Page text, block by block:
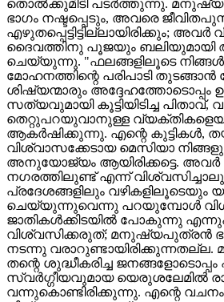
തൊല്‍ക്കുമിടി പടർത്തുന്നു.
ഭാഗം നഷ്ടപ്പെടും, അവരെ
എഴുതപ്പെട്ടിട്ടില്ലായിരിക്കും;
ദൈവത്തിനു പൂജയും ബലിയുമായി
ചെയ്യുന്നു. "ഫലങ്ങളിലൂടെ
മോഹനത്തിന്റെ പരിപാടി
ശിഷ്യന്മാരും അദ്ദേഹത്തോടൊപ്പം
സത്യവുമായി കൂട്ടിയിടിച്ച പിതാവ്,
തെറ്റുപറയുവാനുള്ള
ആകർഷിക്കുന്നു. എന്റെ കുട്ടികൾ,
വിശ്വാസക്കേടായ മെസിയാ
അനുയോജ്യം ആയിരിക്കട്ടെ.
നഗരത്തിലുണ്ട് എന്ന് വിശ്വസിച്ചാലും,
പ്രദേശങ്ങളിലും വഴികളിലൂടെയും
ചെയ്യുന്നുവെന്നു പറയുമ്പോൾ
ജാതികൾക്കിടയിൽ പോകുന്നു
വിശ്വസിക്കരുത്; മനുഷ്യപുത്രൻ
നടന്നു
തന്റെ ശുദ്ധീകരിച്ച
സ്വർഗ്ഗീയവുമായ യെരുശലേമിൽ
വന്നുകൊണ്ടിരിക്കുന്നു. എന്റെ